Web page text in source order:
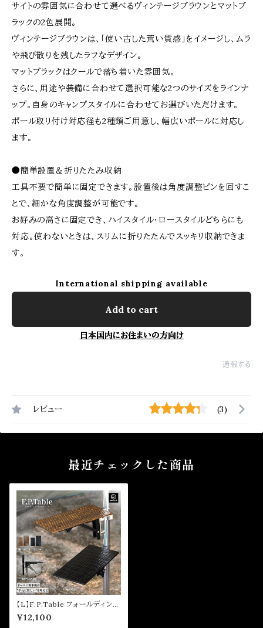
サイトの雰囲気に合わせて選べるヴィンテージブラウンとマットブ
ラックの2色展開。
ヴィンテージブラウンは、「使い古した荒い質感」をイメージし、ムラ
や飛び散りを残したラフなデザイン。
マットブラックはクールで落ち着いた雰囲気。
​さらに、用途や装備に合わせて選択可能な2つのサイズをラインナ
ップ。自身のキャンプスタイルに合わせてお選びいただけます。
ポール取り付け対応径も2種類ご用意し、幅広いポールに対応し
ます。
●簡単設置＆折りたたみ収納
工具不要で簡単に固定できます。設置後は角度調整ピンを回すこ
とで、細かな角度調整が可能です。
お好みの高さに固定でき、ハイスタイル・ロースタイルどちらにも
対応。使わないときは、スリムに折りたたんでスッキリ収納できま
す。
International shipping available
Add to cart
日本国内にお住まいの方向け
通報する
レビュー (3)
最近チェックした商品
【L】F.P.Table フォールディング
ポールテーブル
¥12,100